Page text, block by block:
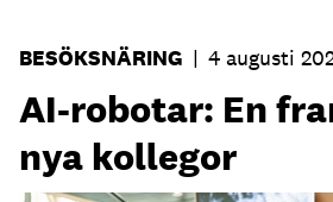
BESÖKSNÄRING | 4 augusti
AI-robotar: En
nya kollegor